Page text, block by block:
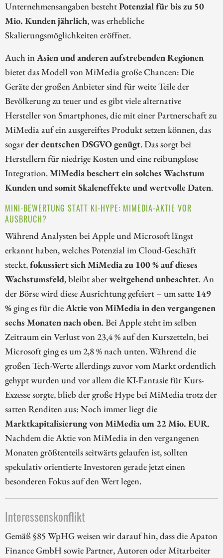
Unternehmensangaben bestehtPotenzial für bis zu 50
Mio. Kunden jährlich, was erhebliche
Skalierungsmöglichkeiten eröffnet.
Auch inAsien und anderen aufstrebenden Regionen
bietet das Modell von MiMedia große Chancen: Die
Geräte der großen Anbieter sind für weite Teile der
Bevölkerung zu teuer und es gibt viele alternative
Hersteller von Smartphones, die mit einer Partnerschaft zu
MiMedia auf ein ausgereiftes Produkt setzen können, das
sogarder deutschen DSGVO genügt. Das sorgt bei
Herstellern für niedrige Kosten und eine reibungslose
Integration.MiMedia beschert ein solches Wachstum
Kunden und somit Skaleneffekte und wertvolle Daten.
MINI-BEWERTUNG STATT KI-HYPE: MIMEDIA-AKTIE VOR
AUSBRUCH?
Während Analysten bei Apple und Microsoft längst
erkannt haben, welches Potenzial im Cloud-Geschäft
steckt,fokussiert sich MiMedia zu 100 % auf dieses
Wachstumsfeld, bleibt aberweitgehend unbeachtet. An
der Börse wird diese Ausrichtung gefeiert – um satte 149
%ging es für dieAktie von MiMedia in den vergangenen
sechs Monaten nach oben. Bei Apple steht im selben
Zeitraum ein Verlust von 23,4 % auf den Kurszetteln, bei
Microsoft ging es um 2,8 % nach unten. Während die
großen Tech-Werte allerdings zuvor vom Markt ordentlich
gehypt wurden und vor allem die KI-Fantasie für Kurs-
Exzesse sorgte, blieb der große Hype bei MiMedia trotz der
satten Renditen aus: Noch immer liegt die
Marktkapitalisierung von MiMedia um 22 Mio. EUR.
Nachdem die Aktie von MiMedia in den vergangenen
Monaten größtenteils seitwärts gelaufen ist, sollten
spekulativ orientierte Investoren gerade jetzt einen
besonderen Fokus auf den Wert legen.
Interessenskonflikt
Gemäß §85 WpHG weisen wir darauf hin, dass die Apaton
Finance GmbH sowie Partner, Autoren oder Mitarbeiter